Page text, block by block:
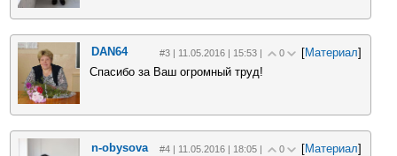
DAN64 #3 | 11.05.2016 | 15:53 | 0 [Материал]
Спасибо за Ваш огромный труд!
n-obysova #4 | 11.05.2016 | 18:05 | 0 [Материал]